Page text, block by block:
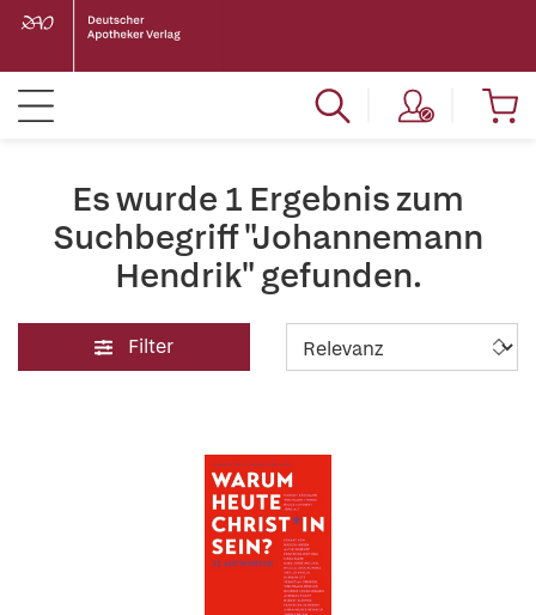
Es wurde 1 Ergebnis zum
Suchbegriff "Johannemann
Hendrik" gefunden.
Filter